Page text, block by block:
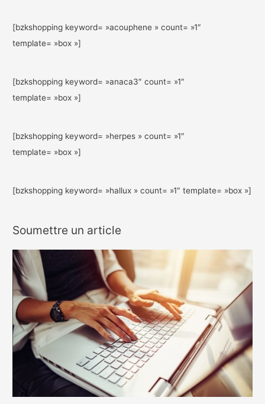
[bzkshopping keyword= »acouphene » count= »1″
template= »box »]
[bzkshopping keyword= »anaca3″ count= »1″
template= »box »]
[bzkshopping keyword= »herpes » count= »1″
template= »box »]
[bzkshopping keyword= »hallux » count= »1″ template= »box »]
Soumettre un article